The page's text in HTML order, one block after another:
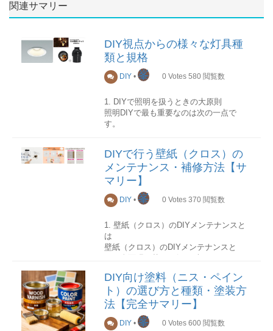
関連サマリー
DIY視点からの様々な灯具種
類と規格
DIY• 峯 0 Votes 580 閲覧数
1. DIYで照明を扱うときの大原則
照明DIYで最も重要なのは次の一点で
す。
電線を直接触らない作
業はDIY可
電線を触る作業はDIY不
可（電気工事）
この原則をもとに、灯具のタイプ・規格
を見ていきます。
の分かれ目）
天井付け照明（DIY可が多い）
DIYで行う壁紙（クロス）の
メンテナンス・補修方法【サ
マリー】
DIY• 峯 0 Votes 370 閲覧数
1. 壁紙（クロス）のDIYメンテナンスと
は
壁紙（クロス）のDIYメンテナンスと
どを、部分的に手入れ・補修する作業を
指します。
黒カビの除去後や、経年劣化が目立ち始
めたタイミングで行うことで、
DIY向け塗料（ニス・ペイン
ト）の選び方と種類・塗装方
法【完全サマリー】
DIY• 峯 0 Votes 600 閲覧数